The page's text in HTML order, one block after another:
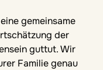
gemeinsame
der
guttut. Wir
Familie genau